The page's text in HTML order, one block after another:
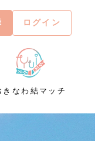
きなわ結マッチ
ログイン